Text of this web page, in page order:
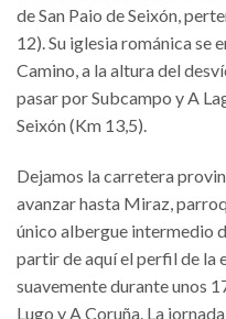
de San Paio de Seixón,
12). Su iglesia románica se
Camino, a la altura del
pasar por Subcampo y A
Seixón (Km 13,5).
Dejamos la carretera
avanzar hasta Miraz,
único albergue intermedio
partir de aquí el perfil de la
suavemente durante unos
Lugo y A Coruña. La